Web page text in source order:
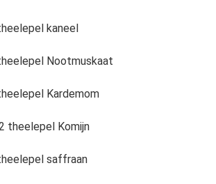
kaneel
Nootmuskaat
Kardemom
theelepel Komijn
saffraan